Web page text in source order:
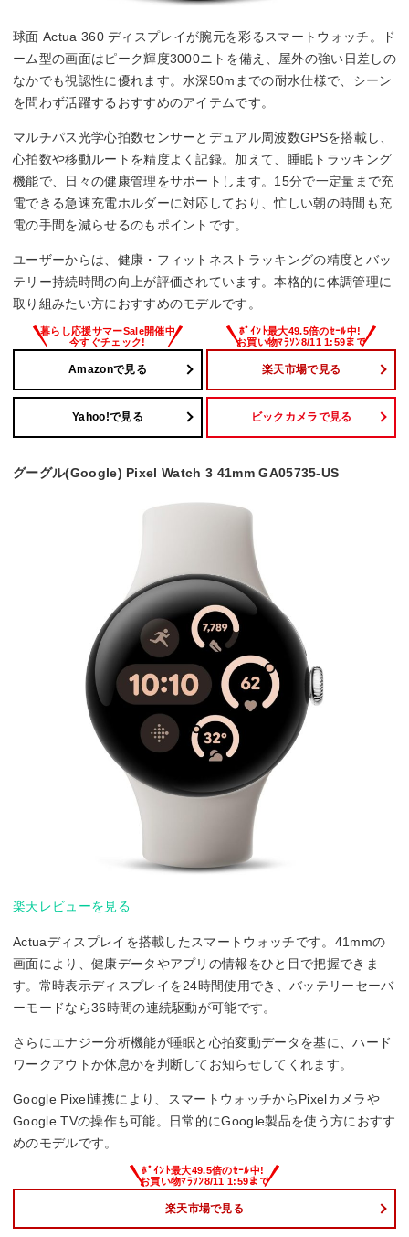
球面 Actua 360 ディスプレイが腕元を彩るスマートウォッチ。ド
ーム型の画面はピーク輝度3000ニトを備え、屋外の強い日差しの
なかでも視認性に優れます。水深50mまでの耐水仕様で、シーン
を問わず活躍するおすすめのアイテムです。
マルチパス光学心拍数センサーとデュアル周波数GPSを搭載し、
心拍数や移動ルートを精度よく記録。加えて、睡眠トラッキング
機能で、日々の健康管理をサポートします。15分で一定量まで充
電できる急速充電ホルダーに対応しており、忙しい朝の時間も充
電の手間を減らせるのもポイントです。
ユーザーからは、健康・フィットネストラッキングの精度とバッ
テリー持続時間の向上が評価されています。本格的に体調管理に
取り組みたい方におすすめのモデルです。
Amazonで見る 楽天市場で見る
Yahoo!で見る ビックカメラで見る
グーグル(Google) Pixel Watch 3 41mm GA05735-US
楽天レビューを見る
Actuaディスプレイを搭載したスマートウォッチです。41mmの
画面により、健康データやアプリの情報をひと目で把握できま
す。常時表示ディスプレイを24時間使用でき、バッテリーセーバ
ーモードなら36時間の連続駆動が可能です。
さらにエナジー分析機能が睡眠と心拍変動データを基に、ハード
ワークアウトか休息かを判断してお知らせしてくれます。
Google Pixel連携により、スマートウォッチからPixelカメラや
Google TVの操作も可能。日常的にGoogle製品を使う方におすす
めのモデルです。
楽天市場で見る